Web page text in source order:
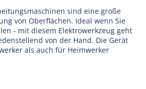
sind eine große
von Oberflächen. Ideal wenn Sie
- mit diesem Elektrowerkzeug geht
von der Hand. Die Gerät
als auch für Heimwerker